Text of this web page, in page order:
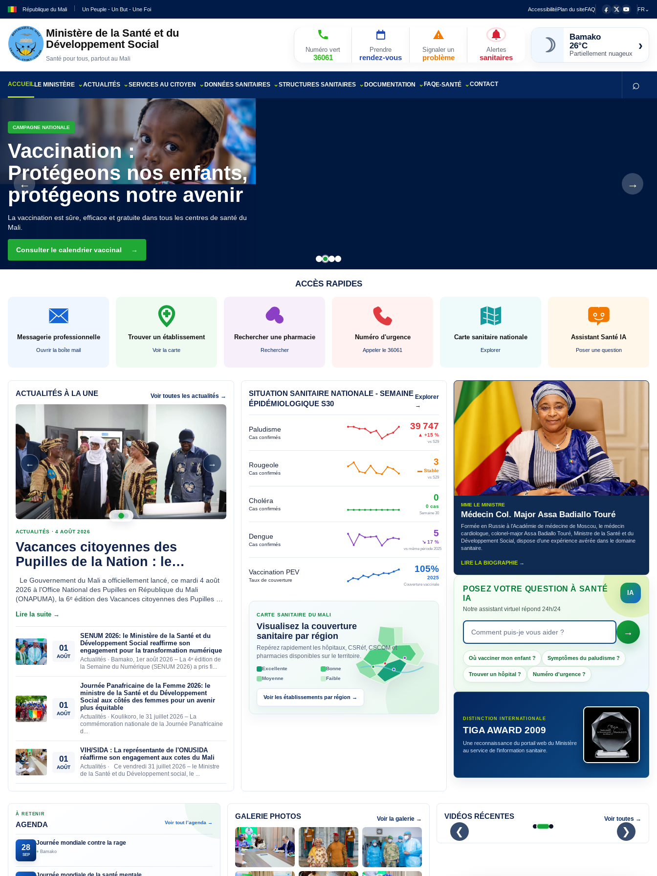
République du Mali Un Peuple - Un But - Une Foi AccessibilitéPlan du siteFAQ FR⌄
Ministère de la Santé et du
Développement Social
Santé pour tous, partout au Mali
Numéro vert
36061
Prendre
rendez-vous
Signaler un
problème
Alertes
sanitaires ☽
Bamako
26°C
Partiellement nuageux
›
ACCUEILLE MINISTÈRE ACTUALITÉS SERVICES AU CITOYEN DONNÉES SANITAIRES STRUCTURES SANITAIRES DOCUMENTATION FAQE-SANTÉ CONTACT ⌕
CAMPAGNE NATIONALE
Vaccination :
Protégeons nos enfants,
protégeons notre avenir
La vaccination est sûre, efficace et gratuite dans tous les centres de santé du
Mali.
Consulter le calendrier vaccinal →
← →
ACCÈS RAPIDES
Messagerie professionnelle
Ouvrir la boîte mail
Trouver un établissement
Voir la carte
Rechercher une pharmacie
Rechercher
Numéro d'urgence
Appeler le 36061
Carte sanitaire nationale
Explorer
Assistant Santé IA
Poser une question
ACTUALITÉS À LA UNE Voir toutes les actualités →
ACTUALITÉS · 3 AOÛT 2026
Levée des couleurs au MSDS:
un symbole fort de patriotisme
et d'engagement républicain
Bamako, 3 août 2026 – Fidèle à la tradition républicaine, le
Ministère de la Santé et du Développement social a organisé, ce
lundi 3 août 2026, la cérémonie hebdomadaire de montée des
Lire la suite →
← →
01
AOÛT
SENUM 2026: le Ministère de la Santé et du
Développement Social reaffirme son
engagement pour la transformation numérique
Actualités · Bamako, 1er août 2026 – La 4ᵉ édition de
la Semaine du Numérique (SENUM 2026) a pris fi...
01
AOÛT
Journée Panafricaine de la Femme 2026: le
ministre de la Santé et du Développement
Social aux côtés des femmes pour un avenir
plus équitable
Actualités · Koulikoro, le 31 juillet 2026 – La
commémoration nationale de la Journée Panafricaine
d...
01
AOÛT
VIH/SIDA : La représentante de l'ONUSIDA
réaffirme son engagement aux cotes du Mali
Actualités · Ce vendredi 31 juillet 2026 – le Ministre
de la Santé et du Développement social, le ...
SITUATION SANITAIRE NATIONALE - SEMAINE
ÉPIDÉMIOLOGIQUE S30
Explorer
→
Paludisme
Cas confirmés
39 747
▲ +15 %
vs S29
Rougeole
Cas confirmés
3
▬ Stable
vs S29
Choléra
Cas confirmés
0
0 cas
Semaine 30
Dengue
Cas confirmés
5
↘ 17 %
vs même période 2025
Vaccination PEV
Taux de couverture
105%
2025
Couverture vaccinale
CARTE SANITAIRE DU MALI
Visualisez la couverture
sanitaire par région
Repérez rapidement les hôpitaux, CSRéf, CSCOM et
pharmacies disponibles sur le territoire.
Excellente
Bonne
Moyenne
Faible
Voir les établissements par région →
MME LE MINISTRE
Médecin Col. Major Assa Badiallo Touré
Formée en Russie à l’Académie de médecine de Moscou, le médecin
cardiologue, colonel-major Assa Badiallo Touré, Ministre de la Santé et du
Développement Social, dispose d’une expérience avérée dans le domaine
sanitaire.
LIRE LA BIOGRAPHIE →
POSEZ VOTRE QUESTION À SANTÉ
IA
Notre assistant virtuel répond 24h/24
Poser une question à Santé IA →
Où vacciner mon enfant ? Symptômes du paludisme ?
Trouver un hôpital ? Numéro d'urgence ?
DISTINCTION INTERNATIONALE
TIGA AWARD 2009
Une reconnaissance du portail web du Ministère
au service de l'information sanitaire.
À RETENIR
AGENDA Voir tout l’agenda →
28
SEP
Journée mondiale contre la rage
⌖ Bamako
GALERIE PHOTOS Voir la galerie → VIDÉOS RÉCENTES Voir toutes →
rapidement (Bamanakan)
❮ ❯